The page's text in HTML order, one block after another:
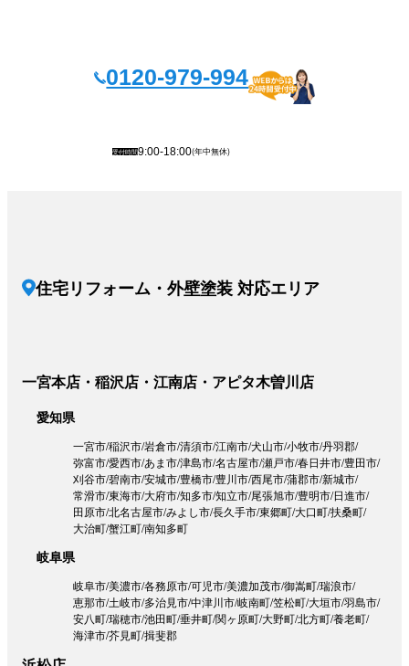
0120-979-994
受付時間9:00-18:00(年中無休)
住宅リフォーム・外壁塗装 対応エリア
一宮本店・稲沢店・江南店・アピタ木曽川店
愛知県
一宮市稲沢市岩倉市清須市江南市犬山市小牧市丹羽郡
弥富市愛西市あま市津島市名古屋市瀬戸市春日井市豊田市
刈谷市碧南市安城市豊橋市豊川市西尾市蒲郡市新城市
常滑市東海市大府市知多市知立市尾張旭市豊明市日進市
田原市北名古屋市みよし市長久手市東郷町大口町扶桑町
大治町蟹江町南知多町
岐阜県
岐阜市美濃市各務原市可児市美濃加茂市御嵩町瑞浪市
恵那市土岐市多治見市中津川市岐南町笠松町大垣市羽島市
安八町瑞穂市池田町垂井町関ヶ原町大野町北方町養老町
海津市芥見町揖斐郡